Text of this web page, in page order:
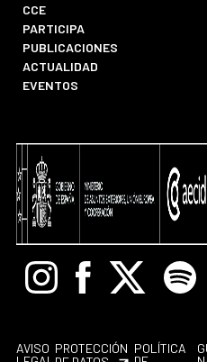
CCE
PARTICIPA
PUBLICACIONES
ACTUALIDAD
EVENTOS
InstagramFacebook
X Spotify
AVISO PROTECCIÓN POLÍTICA